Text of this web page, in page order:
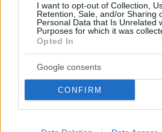
I want to opt-out of Collection,
Retention, Sale, and/or Sharing
Personal Data that Is Unrelated
Purposes for which it was
Opted In
Google consents
CONFIRM
Σούπα παντζαριού με σταγόνες
καραμελωμένα καρύδια
Με εντυπωσιακό χρώμα και
η σούπα είναι ιδανική για να
τραπέζι. Επιλέξαμε υψηλής
30.12.2020, 15:00